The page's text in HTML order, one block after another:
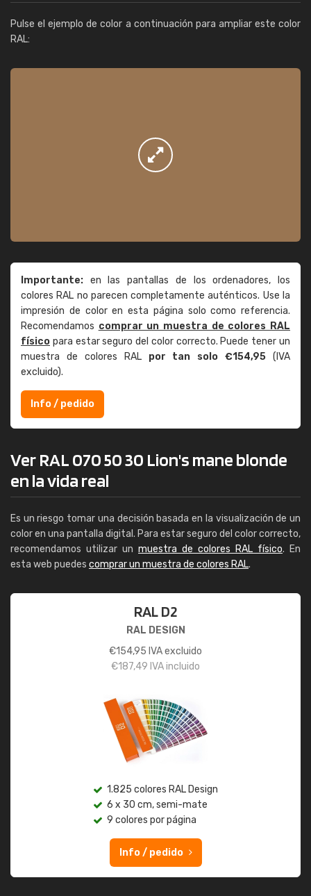
Pulse el ejemplo de color a continuación para ampliar este color
RAL:
Importante: en las pantallas de los ordenadores, los
colores RAL no parecen completamente auténticos. Use la
impresión de color en esta página solo como referencia.
Recomendamos comprar un muestra de colores RAL
físico para estar seguro del color correcto. Puede tener un
muestra de colores RAL por tan solo €154,95 (IVA
excluido).
Info / pedido
Ver RAL 070 50 30 Lion's mane blonde
en la vida real
Es un riesgo tomar una decisión basada en la visualización de un
color en una pantalla digital. Para estar seguro del color correcto,
recomendamos utilizar un muestra de colores RAL físico. En
esta web puedes comprar un muestra de colores RAL.
RAL D2
RAL DESIGN
€154,95 IVA excluido
€187,49 IVA incluido
1.825 colores RAL Design
6 x 30 cm, semi-mate
9 colores por página
Info / pedido